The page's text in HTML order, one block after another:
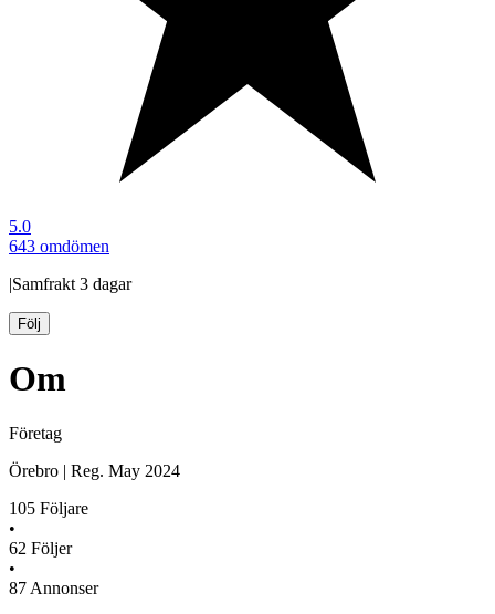
5.0
643 omdömen
|Samfrakt 3 dagar
Följ
Om
Företag
Örebro | Reg. May 2024
105 Följare
•
62 Följer
•
87 Annonser